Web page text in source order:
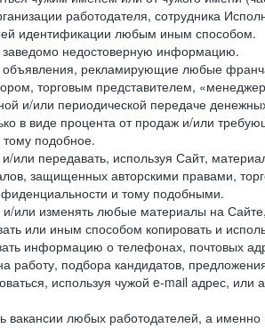
работодателя, сотрудника
идентификации любым иным способом.
недостоверную информацию.
рекламирующие любые
торговым представителем,
и/или периодической передаче
в виде процента от продаж и/или
тому подобное.
или передавать, используя Сайт,
защищенных авторскими правами,
и тому подобными.
и/или изменять любые материалы на
или иным способом копировать и
информацию о телефонах, почтовых
работу, подбора кандидатов,
используя чужой e-mail адрес,
вакансии любых работодателей, а